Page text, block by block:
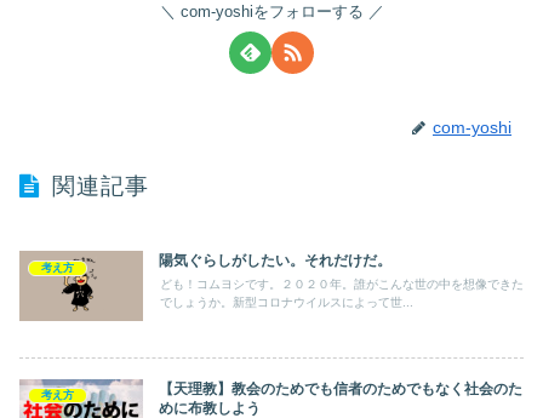
com-yoshiをフォローする
com-yoshi
関連記事
考え方 陽気ぐらしがしたい。それだけだ。
ども！コムヨシです。２０２０年。誰がこんな世の中を想像できた
でしょうか。新型コロナウイルスによって世...
考え方
【天理教】教会のためでも信者のためでもなく社会のた
めに布教しよう